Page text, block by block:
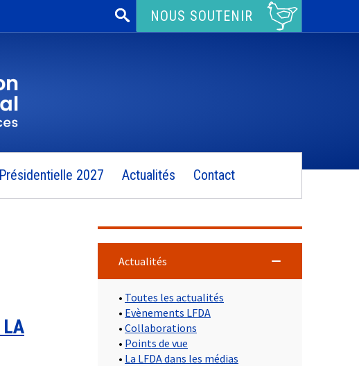
Rechercher :NOUS SOUTENIR
Présidentielle 2027 Actualités Contact
LA
Actualités
• Toutes les actualités
• Evènements LFDA
• Collaborations
• Points de vue
• La LFDA dans les médias